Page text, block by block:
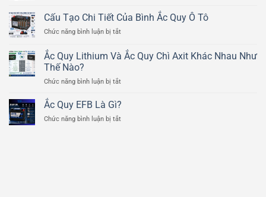
Bình
Quy
Axit
Quy
Xe
Mô
Ducati
Scrambler
Cấu Tạo Chi Tiết Của Bình Ắc Quy Ô Tô
Chức năng bình luận bị tắt
Tạo
Chi
Của
Ắc
Ô
Ắc Quy Lithium Và Ắc Quy Chì Axit Khác Nhau Như
Thế Nào?
Chức năng bình luận bị tắt
Quy
Và
Ắc Quy EFB Là Gì?
Chức năng bình luận bị tắt